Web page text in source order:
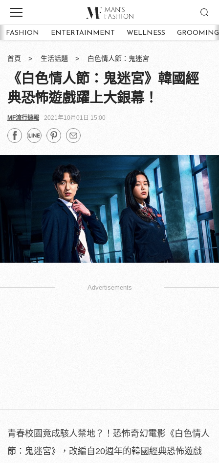
FASHION ENTERTAINMENT WELLNESS GROOMING
首頁 生活話題 白色情人節：鬼迷宮
《白色情人節：鬼迷宮》韓國經
典恐怖遊戲躍上大銀幕！
MF流行速報 2021年10月01日 15:00
Advertisements
青春校園竟成駭人禁地？！恐怖奇幻電影《白色情人
節：鬼迷宮》，改編自20週年的韓國經典恐怖遊戲